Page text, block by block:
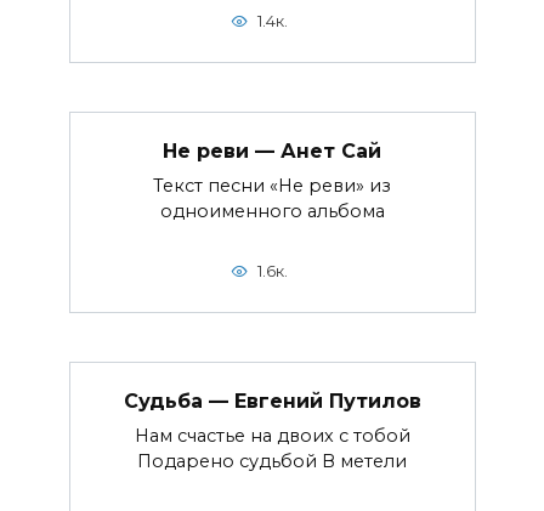
1.4к.
Не реви — Анет Сай
Текст песни «Не реви» из
одноименного альбома
1.6к.
Судьба — Евгений Путилов
Нам счастье на двоих с тобой
Подарено судьбой В метели